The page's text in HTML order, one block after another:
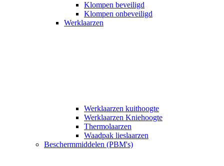
Klompen beveiligd
Klompen onbeveiligd
Werklaarzen
Werklaarzen kuithoogte
Werklaarzen Kniehoogte
Thermolaarzen
Waadpak lieslaarzen
Beschermmiddelen (PBM's)